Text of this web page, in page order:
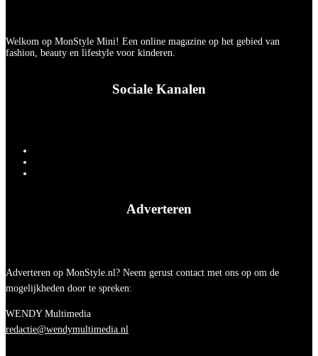
Welkom op MonStyle Mini! Een online magazine op het gebied van
fashion, beauty en lifestyle voor kinderen.
Sociale Kanalen
Adverteren
Adverteren op MonStyle.nl? Neem gerust contact met ons op om de
mogelijkheden door te spreken:
WENDY Multimedia
redactie@wendymultimedia.nl